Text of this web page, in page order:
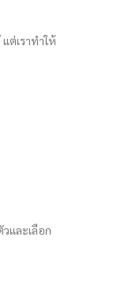
ต่เราทำให้
และเลือก